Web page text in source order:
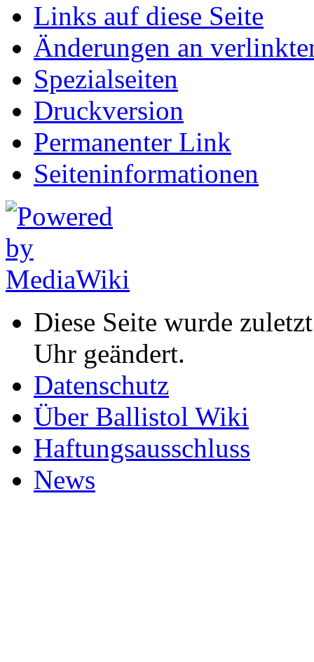
Links auf diese Seite
Änderungen an
Spezialseiten
Druckversion
Permanenter Link
Seiten­informationen
Diese Seite wurde
Uhr geändert.
Datenschutz
Über Ballistol Wiki
Haftungsausschluss
News